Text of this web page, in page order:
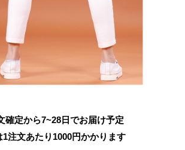
確定から7~28日でお届け予定
1注文あたり 1000円かかります